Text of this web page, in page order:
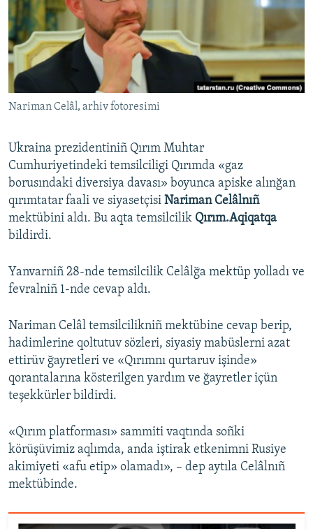
FİKİR
Русский
Українською
QOŞULIÑIZ!
RFE/RS bütün saytları
Nariman Celâl, arhiv fotoresimi
Ukraina prezidentiniñ Qırım Muhtar
Cumhuriyetindeki temsilciligi Qırımda «gaz
borusındaki diversiya davası» boyunca apiske alınğan
qırımtatar faali ve siyasetçisi Nariman Celâlnıñ
mektübini aldı. Bu aqta temsilcilik Qırım.Aqiqatqa
bildirdi.
Yanvarniñ 28-nde temsilcilik Celâlğa mektüp yolladı ve
fevralniñ 1-nde cevap aldı.
Nariman Celâl temsilcilikniñ mektübine cevap berip,
hadimlerine qoltutuv sözleri, siyasiy mabüslerni azat
ettirüv ğayretleri ve «Qırımnı qurtaruv işinde»
qorantalarına kösterilgen yardım ve ğayretler içün
teşekkürler bildirdi.
«Qırım platforması» sammiti vaqtında soñki
körüşüvimiz aqlımda, anda iştirak etkenimni Rusiye
akimiyeti «afu etip» olamadı», – dep aytıla Celâlnıñ
mektübinde.